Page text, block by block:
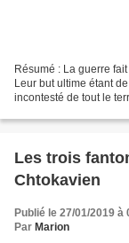
Résumé : La guerre
Leur but ultime étant
incontesté de tout le
Les trois
Chtokavien
Publié le 27/01/2019 à
Par Marion